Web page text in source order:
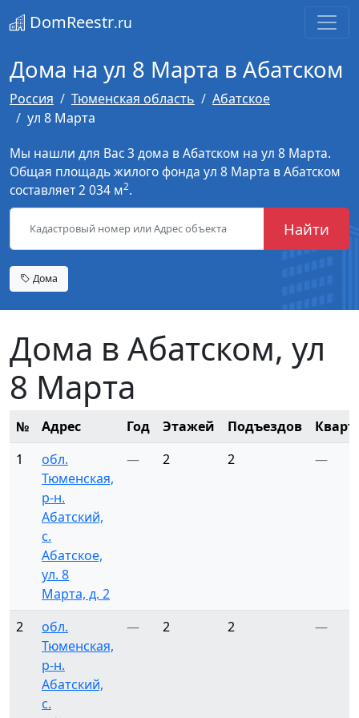
DomReestr.ru
Дома на ул 8 Марта в Абатском
Россия Тюменская область
Абатское
ул 8 Марта
Мы нашли для Вас 3 дома в Абатском на ул 8 Марта.
Общая площадь жилого фонда ул 8 Марта в Абатском
составляет 2 034 м2.
Найти
Дома
Дома в Абатском, ул
8 Марта
№ Адрес Год Этажей Подъездов
1
обл.
Тюменская,
р-н.
Абатский,
с.
Абатское,
ул. 8
Марта, д. 2
— 2 2 —
2
обл.
Тюменская,
р-н.
Абатский,
с.
— 2 2 —